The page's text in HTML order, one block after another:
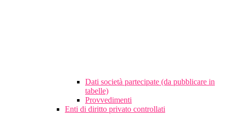
Dati società partecipate (da pubblicare in
tabelle)
Provvedimenti
Enti di diritto privato controllati